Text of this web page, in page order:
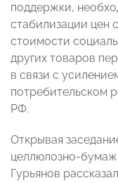
поддержки,
стабилизации цен
стоимости
других товаров
в связи с
потребительском
РФ.
Открывая
целлюлозно-
Гурьянов